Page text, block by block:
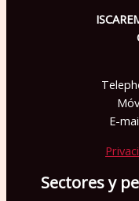
E-
Sectores y